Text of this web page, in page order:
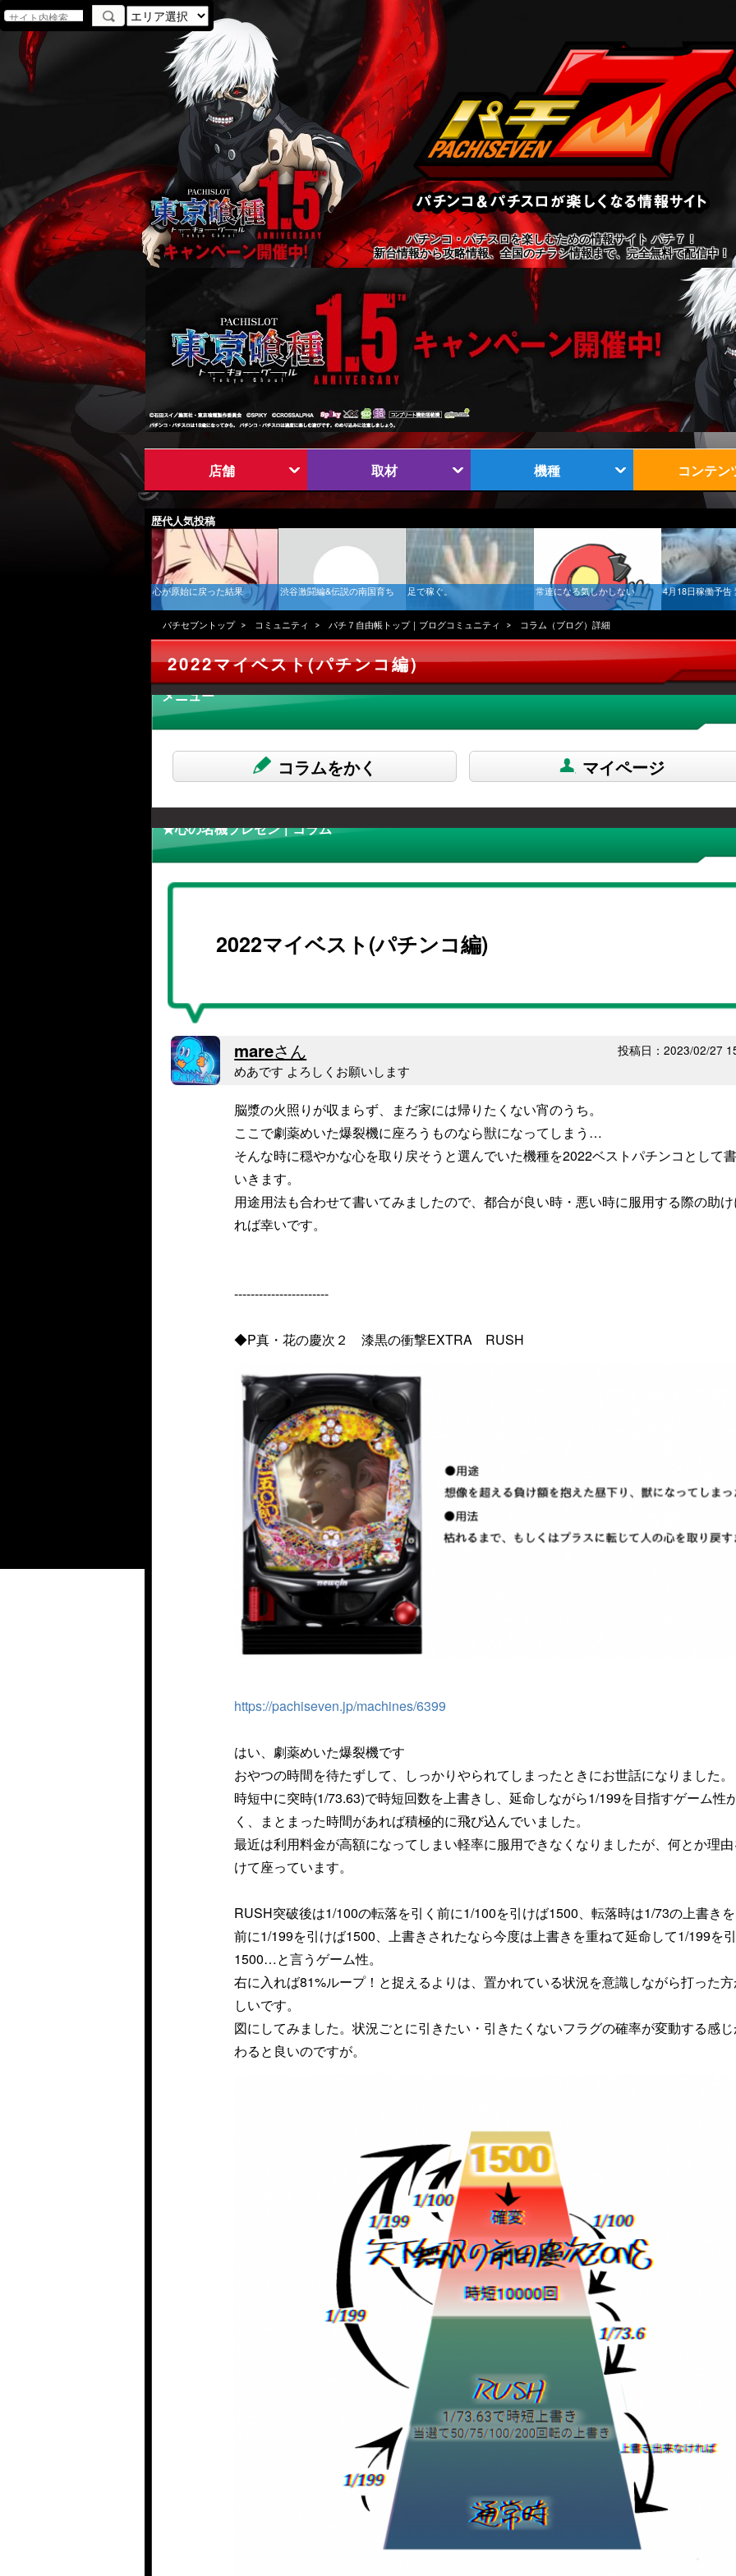
パチンコ・パチスロを楽しむための情報サイト パチ７！
新台情報から攻略情報、全国のチラシ情報まで、完全無料で配信中！
店舗 取材 機種 コンテン
歴代人気投稿
心が原始に戻った結果 渋谷激闘編&伝説の南国育ち 足で稼ぐ。 常連になる気しかしない 4月18日稼働予告
パチセブントップ コミュニティ パチ７自由帳トップ｜ブログコミュニティ コラム（ブログ）詳細
2022マイベスト(パチンコ編)
メニュー
コラムをかく マイページ
★心の名機プレゼン | コラム
2022マイベスト(パチンコ編)
mareさん
めあです よろしくお願いします
投稿日：2023/02/27
脳漿の火照りが収まらず、まだ家には帰りたくない宵のうち。
ここで劇薬めいた爆裂機に座ろうものなら獣になってしまう…
そんな時に穏やかな心を取り戻そうと選んでいた機種を2022ベストパチンコとして
いきます。
用途用法も合わせて書いてみましたので、都合が良い時・悪い時に服用する際の助
れば幸いです。
-----------------------
◆P真・花の慶次２ 漆黒の衝撃EXTRA RUSH
https://pachiseven.jp/machines/6399
はい、劇薬めいた爆裂機です
おやつの時間を待たずして、しっかりやられてしまったときにお世話になりました。
時短中に突時(1/73.63)で時短回数を上書きし、延命しながら1/199を目指すゲーム性
く、まとまった時間があれば積極的に飛び込んでいました。
最近は利用料金が高額になってしまい軽率に服用できなくなりましたが、何とか理
けて座っています。
RUSH突破後は1/100の転落を引く前に1/100を引けば1500、転落時は1/73の上書き
前に1/199を引けば1500、上書きされたなら今度は上書きを重ねて延命して1/199を
1500…と言うゲーム性。
右に入れば81%ループ！と捉えるよりは、置かれている状況を意識しながら打った
しいです。
図にしてみました。状況ごとに引きたい・引きたくないフラグの確率が変動する感
わると良いのですが。